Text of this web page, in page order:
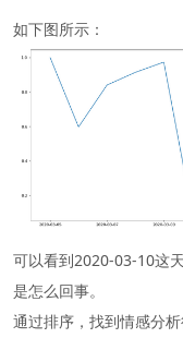
如下图所示：
可以看到2020-03-10这
是怎么回事。
通过排序，找到情感分